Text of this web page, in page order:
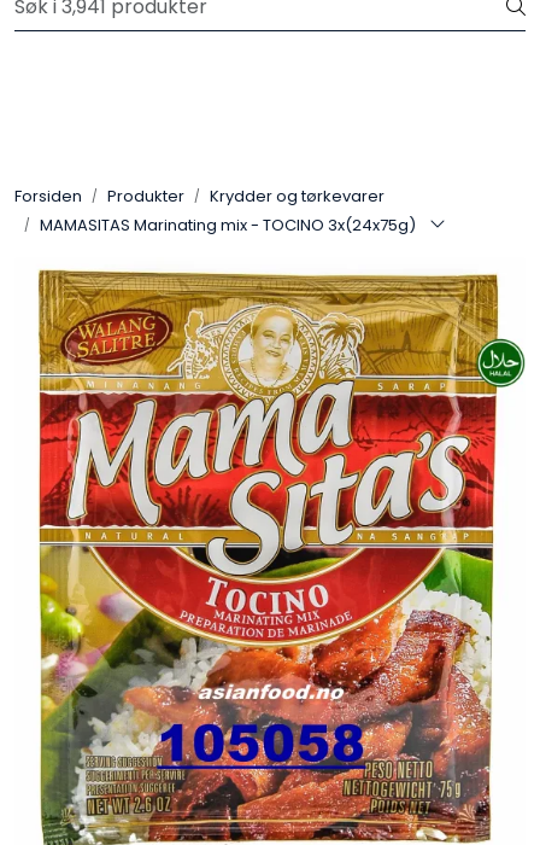
Skip to main content
Velkommen til vår nye nettbutikk! Trykk her for å lese mer
Forsiden Produkter
Krydder og tørkevarer
MAMASITAS Marinating mix - TOCINO 3x(24x75g)
Restaurantprodukter
Merkevarer